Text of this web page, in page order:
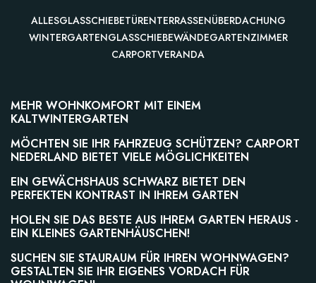
ALLESGLASSCHIEBETÜRENTERRASSENÜBERDACHUNG
WINTERGARTENGLASSCHIEBEWÄNDEGARTENZIMMER
CARPORTVERANDA
MEHR WOHNKOMFORT MIT EINEM
KALTWINTERGARTEN
MÖCHTEN SIE IHR FAHRZEUG SCHÜTZEN? CARPORT
NEDERLAND BIETET VIELE MÖGLICHKEITEN
EIN GEWÄCHSHAUS SCHWARZ BIETET DEN
PERFEKTEN KONTRAST IN IHREM GARTEN
GARTENZIMMER
HOLEN SIE DAS BESTE AUS IHREM GARTEN HERAUS -
EIN KLEINES GARTENHÄUSCHEN!
SUCHEN SIE STAURAUM FÜR IHREN WOHNWAGEN?
GESTALTEN SIE IHR EIGENES VORDACH FÜR
GARTENZIMMER